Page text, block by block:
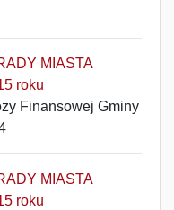
MIASTA
roku
Finansowej Gminy
MIASTA
roku